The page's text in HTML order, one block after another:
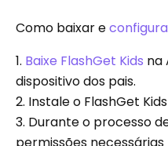
Como baixar e
1. Baixe FlashGet Kids na
dispositivo dos pais.
2. Instale o FlashGet
3. Durante o processo
permissões